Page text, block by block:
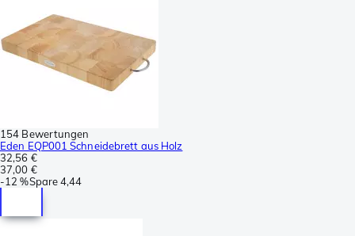
154 Bewertungen
Eden EQP001 Schneidebrett aus Holz
32,56 €
37,00 €
-12 %Spare4,44